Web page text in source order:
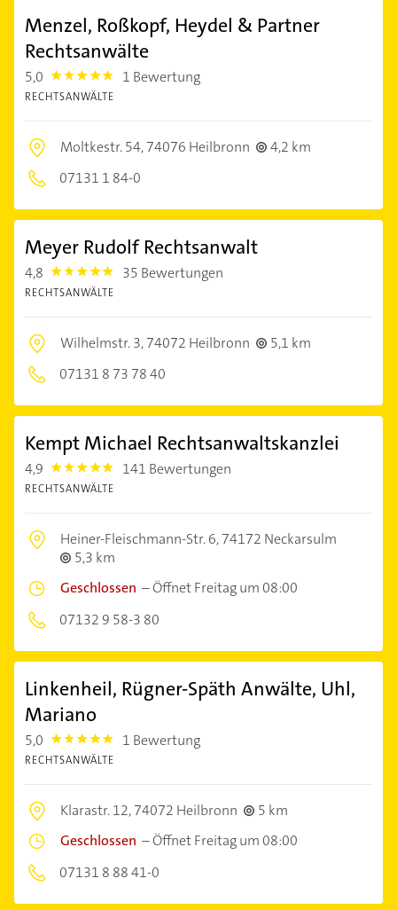
Menzel, Roßkopf, Heydel & Partner
Rechtsanwälte
5,0 5.0 1 Bewertung
RECHTSANWÄLTE
Moltkestr. 54,74076 Heilbronn
4,2 km
07131 1 84-0
Meyer Rudolf Rechtsanwalt
4,8 4.8 35 Bewertungen
RECHTSANWÄLTE
Wilhelmstr. 3,74072 Heilbronn
5,1 km
07131 8 73 78 40
Kempt Michael Rechtsanwaltskanzlei
4,9 4.9 141 Bewertungen
RECHTSANWÄLTE
Heiner-Fleischmann-Str. 6,74172 Neckarsulm
5,3 km
Geschlossen –Öffnet Freitag um 08:00
07132 9 58-3 80
Linkenheil, Rügner-Späth Anwälte, Uhl,
Mariano
5,0 5.0 1 Bewertung
RECHTSANWÄLTE
Klarastr. 12,74072 Heilbronn
5 km
Geschlossen –Öffnet Freitag um 08:00
07131 8 88 41-0